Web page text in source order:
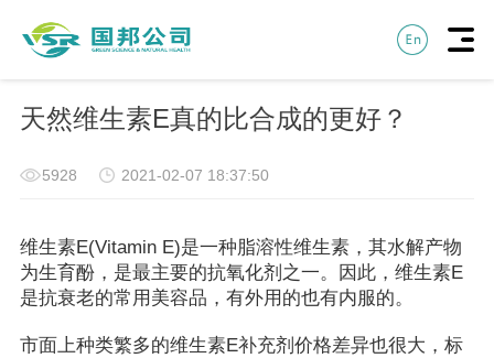
天然维生素E真的比合成的更好？
5928 2021-02-07 18:37:50
维生素E(Vitamin E)是一种脂溶性维生素，其水解产物
为生育酚，是最主要的抗氧化剂之一。因此，维生素E
是抗衰老的常用美容品，有外用的也有内服的。
市面上种类繁多的维生素E补充剂价格差异也很大，标